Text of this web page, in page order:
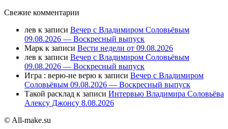
Свежие комментарии
лев к записи Вечер с Владимиром Соловьёвым
09.08.2026 — Воскресный выпуск
Марк к записи Вести недели от 09.08.2026
лев к записи Вечер с Владимиром Соловьёвым
09.08.2026 — Воскресный выпуск
Игра : верю-не верю к записи Вечер с Владимиром
Соловьёвым 09.08.2026 — Воскресный выпуск
Такой расклад к записи Интервью Владимира Соловьёва
Алексу Джонсу 8.08.2026
© All-make.su